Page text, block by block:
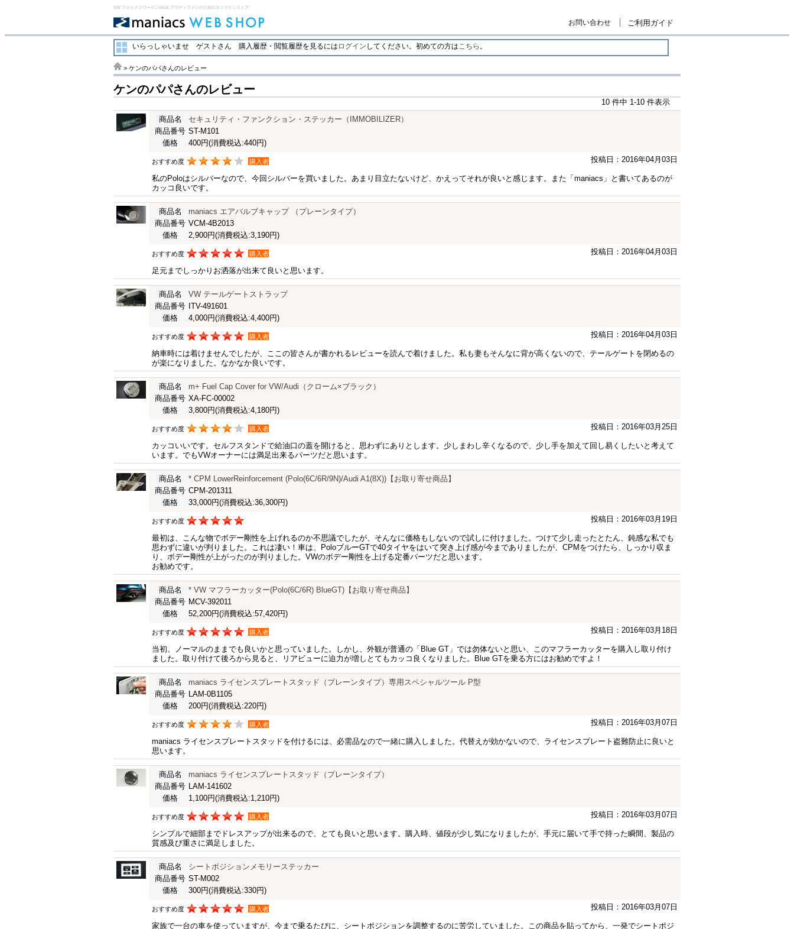
VW フォルクスワーゲン/Audi アウディファンのためのオンラインストア
お問い合わせ ご利用ガイド
いらっしゃいませ ゲストさん 購入履歴・閲覧履歴を見るには ログイン してください。初めての方はこちら 。
> ケンのパパさんのレビュー
ケンのパパさんのレビュー
10 件中 1-10 件表示
商品名
セキュリティ・ファンクション・ステッカー（IMMOBILIZER）
商品番号 ST-M101
価格
400円(消費税込:440円)
投稿日：2016年04月03日
おすすめ度 購入者
私のPoloはシルバーなので、今回シルバーを買いました。あまり目立たないけど、かえってそれが良いと感じます。また「maniacs」と書いてあるのが
カッコ良いです。
商品名
maniacs エアバルブキャップ （プレーンタイプ）
商品番号 VCM-4B2013
価格
2,900円(消費税込:3,190円)
投稿日：2016年04月03日
おすすめ度 購入者
足元までしっかりお洒落が出来て良いと思います。
商品名
VW テールゲートストラップ
商品番号 ITV-491601
価格
4,000円(消費税込:4,400円)
投稿日：2016年04月03日
おすすめ度 購入者
納車時には着けませんでしたが、ここの皆さんが書かれるレビューを読んで着けました。私も妻もそんなに背が高くないので、テールゲートを閉めるの
が楽になりました。なかなか良いです。
商品名
m+ Fuel Cap Cover for VW/Audi（クローム×ブラック）
商品番号 XA-FC-00002
価格
3,800円(消費税込:4,180円)
投稿日：2016年03月25日
おすすめ度 購入者
カッコいいです。セルフスタンドで給油口の蓋を開けると、思わずにありとします。少しまわし辛くなるので、少し手を加えて回し易くしたいと考えて
います。でもVWオーナーには満足出来るパーツだと思います。
商品名
* CPM LowerReinforcement (Polo(6C/6R/9N)/Audi A1(8X))【お取り寄せ商品】
商品番号 CPM-201311
価格
33,000円(消費税込:36,300円)
投稿日：2016年03月19日
おすすめ度
最初は、こんな物でボデー剛性を上げれるのか不思議でしたが、そんなに価格もしないので試しに付けました。つけて少し走ったとたん、鈍感な私でも
思わずに違いが判りました。これは凄い！車は、PoloブルーGTで40タイヤをはいて突き上げ感が今までありましたが、CPMをつけたら、しっかり収ま
り、ボデー剛性が上がったのが判りました。VWのボデー剛性を上げる定番パーツだと思います。
お勧めです。
商品名
* VW マフラーカッター(Polo(6C/6R) BlueGT)【お取り寄せ商品】
商品番号 MCV-392011
価格
52,200円(消費税込:57,420円)
投稿日：2016年03月18日
おすすめ度 購入者
当初、ノーマルのままでも良いかと思っていました。しかし、外観が普通の「Blue GT」では勿体ないと思い、このマフラーカッターを購入し取り付け
ました。取り付けて後ろから見ると、リアビューに迫力が増しとてもカッコ良くなりました。Blue GTを乗る方にはお勧めですよ！
商品名
maniacs ライセンスプレートスタッド（プレーンタイプ）専用スペシャルツール P型
商品番号 LAM-0B1105
価格
200円(消費税込:220円)
投稿日：2016年03月07日
おすすめ度 購入者
maniacs ライセンスプレートスタッドを付けるには、必需品なので一緒に購入しました。代替えが効かないので、ライセンスプレート盗難防止に良いと
思います。
商品名
maniacs ライセンスプレートスタッド（プレーンタイプ）
商品番号 LAM-141602
価格
1,100円(消費税込:1,210円)
投稿日：2016年03月07日
おすすめ度 購入者
シンプルで細部までドレスアップが出来るので、とても良いと思います。購入時、値段が少し気になりましたが、手元に届いて手で持った瞬間、製品の
質感及び重さに満足しました。
商品名
シートポジションメモリーステッカー
商品番号 ST-M002
価格
300円(消費税込:330円)
投稿日：2016年03月07日
おすすめ度 購入者
家族で一台の車を使っていますが、今まで乗るたびに、シートポジションを調整するのに苦労していました。この商品を貼ってから、一発でシートポジ